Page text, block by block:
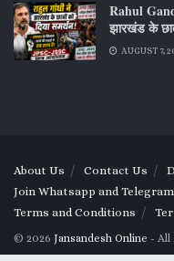
Rahul
झारखंड के
AUGUST 7,
About Us Contact Us
Join Whatsapp and
Terms and Conditions
© 2026 Jansandesh Online - All